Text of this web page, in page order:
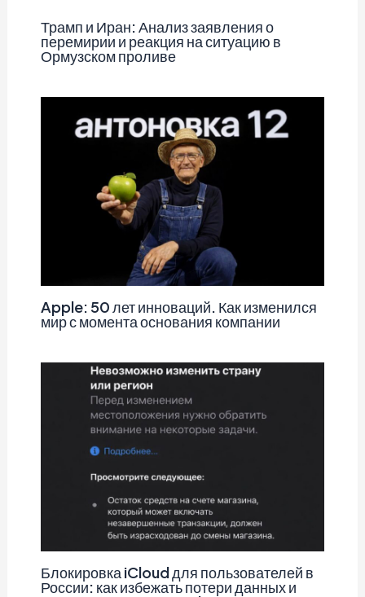
Трамп и Иран: Анализ заявления о
перемирии и реакция на ситуацию в
Ормузском проливе
Apple: 50 лет инноваций. Как изменился
мир с момента основания компании
Блокировка iCloud для пользователей в
России: как избежать потери данных и